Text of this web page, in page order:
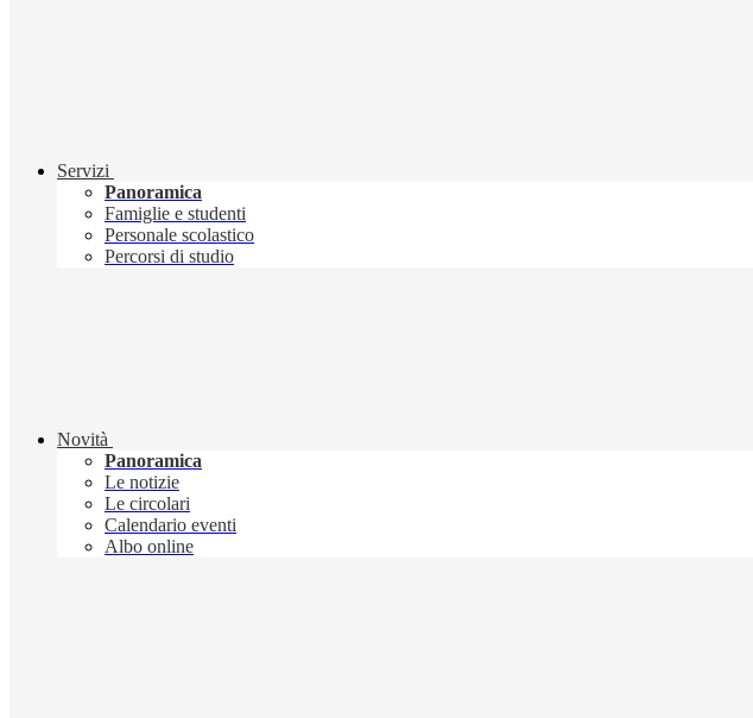
Servizi
Panoramica
Famiglie e studenti
Personale scolastico
Percorsi di studio
Novità
Panoramica
Le notizie
Le circolari
Calendario eventi
Albo online